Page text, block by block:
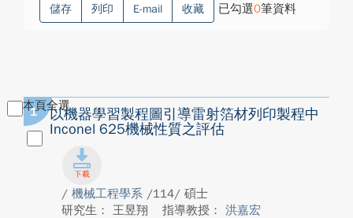
儲存 列印 E-mail 收藏 已勾選0筆資料
本頁全選
1
以機器學習製程圖引導雷射箔材列印製程中
Inconel 625機械性質之評估
/ 機械工程學系 /114/ 碩士
研究生： 王昱翔
指導教授： 洪嘉宏